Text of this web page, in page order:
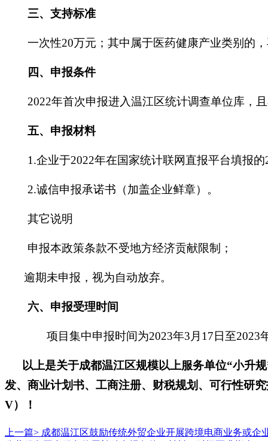
三、 支持标准
一次性20万元；其中属于医药健康产业类别的
四、 申报条件
2022年首次申报进入温江区统计调查单位库，
五、 申报材料
1.企业于2022年在国家统计联网直报平台填报
2.诚信申报承诺书（加盖企业鲜章）。
其它说明
申报本政策条款不受地方经济贡献限制；
逾期未申报，视为自动放弃。
六、申报受理时间
项目集中申报时间为2023年3月17日至2023
以上是关于成都温江区规模以上服务单位“小升规
发、商业计划书、工商注册、财税规划、可行性研
V）！
上一篇> 成都温江区鼓励传统外贸企业开展跨境电商业务或